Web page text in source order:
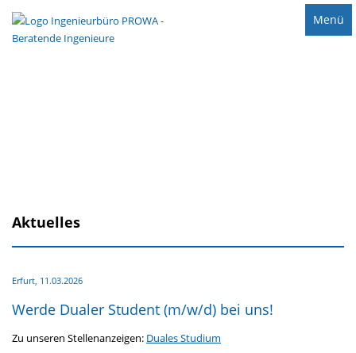
Menü
Aktuelles
Erfurt, 11.03.2026
Werde Dualer Student (m/w/d) bei uns!
Zu unseren Stellenanzeigen: Duales Studium